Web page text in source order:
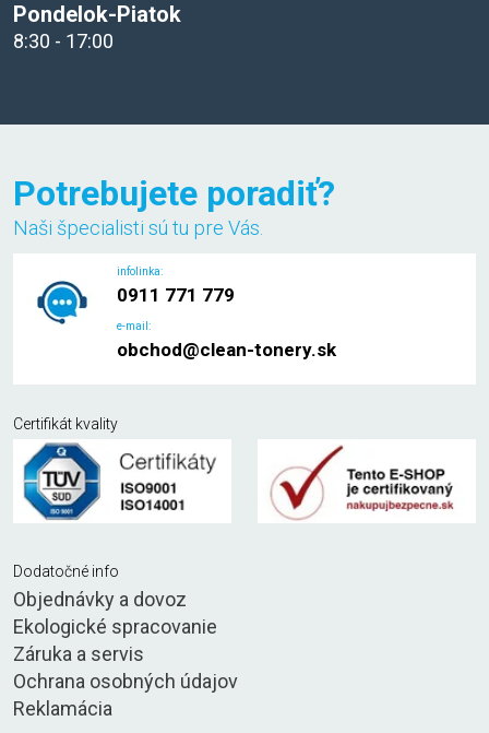
Pondelok-Piatok
8:30 - 17:00
Potrebujete poradiť?
Naši špecialisti sú tu pre Vás.
infolinka:
0911 771 779
e-mail:
obchod@clean-tonery.sk
Certifikát kvality
Dodatočné info
Objednávky a dovoz
Ekologické spracovanie
Záruka a servis
Ochrana osobných údajov
Reklamácia